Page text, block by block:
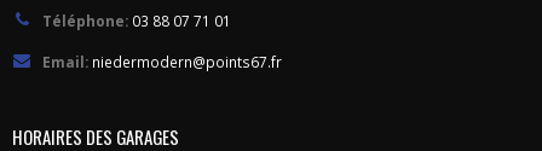
Téléphone: 03 88 07 71 01
Email: niedermodern@points67.fr
HORAIRES DES GARAGES